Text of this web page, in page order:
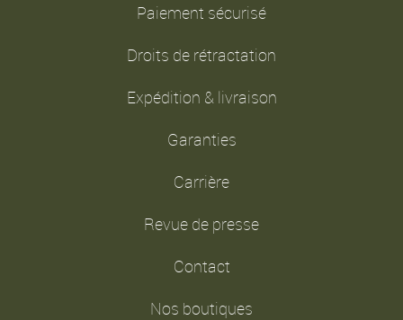
Paiement sécurisé
Droits de rétractation
Expédition & livraison
Garanties
Carrière
Revue de presse
Contact
Nos boutiques